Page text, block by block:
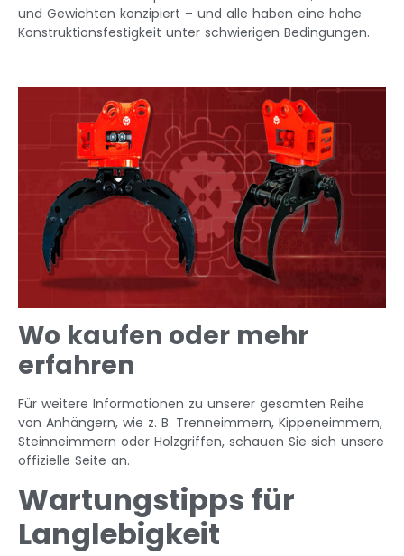
und Gewichten konzipiert – und alle haben eine hohe
Konstruktionsfestigkeit unter schwierigen Bedingungen.
Wo kaufen oder mehr
erfahren
Für weitere Informationen zu unserer gesamten Reihe
von Anhängern, wie z. B. Trenneimmern, Kippeneimmern,
Steinneimmern oder Holzgriffen, schauen Sie sich unsere
offizielle Seite an.
Wartungstipps für
Langlebigkeit